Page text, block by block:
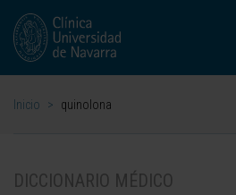
Inicio > quinolona
DICCIONARIO MÉDICO